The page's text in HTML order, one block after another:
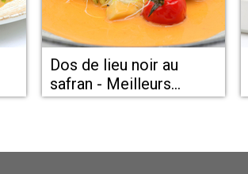
Dos de lieu noir au
safran - Meilleurs
restaurants de Béziers -